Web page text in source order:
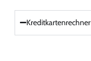
Kreditkartenrechner